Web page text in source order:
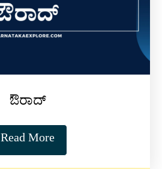
ಔರಾದ್
Read More